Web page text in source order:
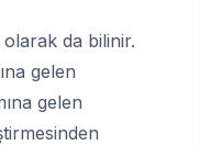
da bilinir.
gelen
gelen